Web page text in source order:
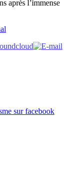
après l’immense